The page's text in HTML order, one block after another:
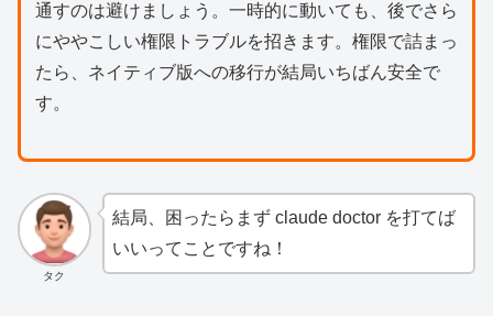
通すのは避けましょう。一時的に動いても、後でさら
にややこしい権限トラブルを招きます。権限で詰まっ
たら、ネイティブ版への移行が結局いちばん安全で
す。
タク
結局、困ったらまず claude doctor を打てば
いいってことですね！